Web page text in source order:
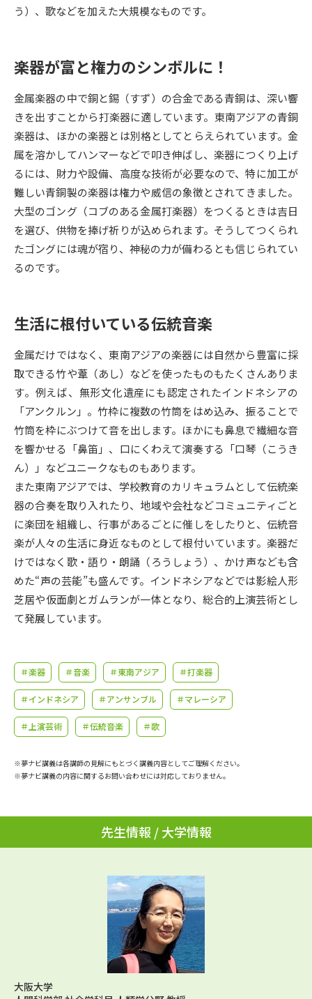
大学で学べる内容や特徴を調べる
集
データサイエンス特集 奨学金・特待生制度特集
デジタルパンフレット 進路の３択
新学年スタート号特集ページ
（高3生用）
新学年スタート号特集ページ
（高2生用）
SELFBRAND特集ページ
オープンキャンパスなどを調べる
来場型・Web型イベント特集 夢ナビライブ
受験準備 資料検索
志望校・出願校を調べる
併願校選び 受験スケジュールを立てよう
先輩が入学を決めた理由 テレメール全国一斉進学調査
新生活お役立ちガイド
学問発見 学問検索
学問のミニ講義「夢ナビ講義」 学問分野解説
学問の教科書
ユーザーサポート
お支払いについて
個人情報取扱規定
テレメール進学カタログ
訂正のご案内
う）、歌などを加えた大規模なものです。
楽器が富と権力のシンボルに！
金属楽器の中で銅と錫（すず）の合金である青銅は、深い響
きを出すことから打楽器に適しています。東南アジアの青銅
楽器は、ほかの楽器とは別格としてとらえられています。金
属を溶かしてハンマーなどで叩き伸ばし、楽器につくり上げ
るには、財力や設備、高度な技術が必要なので、特に加工が
難しい青銅製の楽器は権力や威信の象徴とされてきました。
大型のゴング（コブのある金属打楽器）をつくるときは吉日
を選び、供物を捧げ祈りが込められます。そうしてつくられ
たゴングには魂が宿り、神秘の力が備わるとも信じられてい
るのです。
生活に根付いている伝統音楽
金属だけではなく、東南アジアの楽器には自然から豊富に採
取できる竹や葦（あし）などを使ったものもたくさんありま
す。例えば、無形文化遺産にも認定されたインドネシアの
「アンクルン」。竹枠に複数の竹筒をはめ込み、振ることで
竹筒を枠にぶつけて音を出します。ほかにも鼻息で繊細な音
を響かせる「鼻笛」、口にくわえて演奏する「口琴（こうき
ん）」などユニークなものもあります。
また東南アジアでは、学校教育のカリキュラムとして伝統楽
器の合奏を取り入れたり、地域や会社などコミュニティごと
に楽団を組織し、行事があるごとに催しをしたりと、伝統音
楽が人々の生活に身近なものとして根付いています。楽器だ
けではなく歌・語り・朗誦（ろうしょう）、かけ声なども含
めた“声の芸能”も盛んです。インドネシアなどでは影絵人形
芝居や仮面劇とガムランが一体となり、総合的上演芸術とし
て発展しています。
＃楽器 ＃音楽 ＃東南アジア ＃打楽器
＃インドネシア ＃アンサンブル ＃マレーシア
＃上演芸術 ＃伝統音楽 ＃歌
※夢ナビ講義は各講師の見解にもとづく講義内容としてご理解ください。
※夢ナビ講義の内容に関するお問い合わせには対応しておりません。
先生情報 / 大学情報
大阪大学